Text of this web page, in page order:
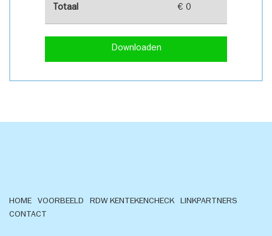
Totaal € 0
Downloaden
HOME VOORBEELD RDW KENTEKENCHECK
LINKPARTNERS
CONTACT